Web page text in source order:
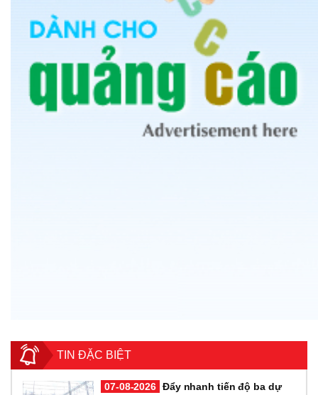
TIN ĐẶC BIỆT
07-08-2026 Đẩy nhanh tiến độ ba dự